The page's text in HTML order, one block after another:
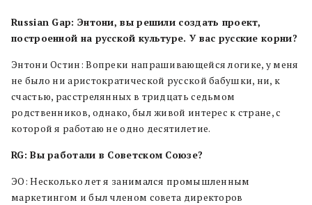
Russian Gap: Энтони, вы решили создать проект,
построенной на русской культуре. У вас русские корни?
Энтони Остин: Вопреки напрашивающейся логике, у меня
не было ни аристократической русской бабушки, ни, к
счастью, расстрелянных в тридцать седьмом
родственников, однако, был живой интерес к стране, с
которой я работаю не одно десятилетие.
RG: Вы работали в Советском Союзе?
ЭО: Несколько лет я занимался промышленным
маркетингом и был членом совета директоров